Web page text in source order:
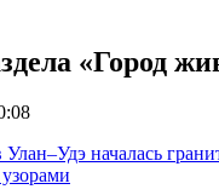
«Город
началась